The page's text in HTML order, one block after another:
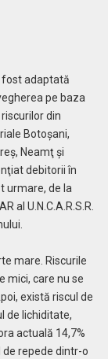
fost adaptată
pe baza
din
Botoşani,
Neamţ şi
debitorii în
urmare, de la
al U.N.C.A.R.S.R.
mare. Riscurile
mici, care nu se
există riscul de
de lichiditate,
actuală 14,7%
repede dintr-o